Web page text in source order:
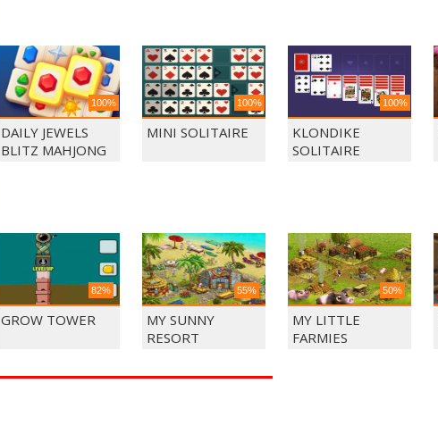
100%
DAILY JEWELS
BLITZ MAHJONG
100%
MINI SOLITAIRE
100%
KLONDIKE
SOLITAIRE
82%
GROW TOWER
55%
MY SUNNY
RESORT
50%
MY LITTLE
FARMIES